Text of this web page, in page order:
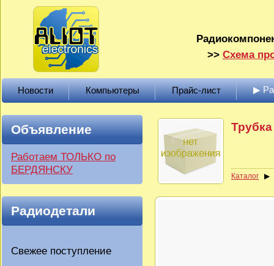
>> Схема
Новости Компьютеры Прайс-лист ▶
Объявление
Работаем ТОЛЬКО по
БЕРДЯНСКУ
Радиодетали
Свежее поступление
Каталог